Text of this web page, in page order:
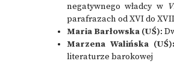
negatywnego władcy w
parafrazach od XVI do
Maria Barłowska (UŚ):
Marzena Walińska (UŚ):
literaturze barokowej